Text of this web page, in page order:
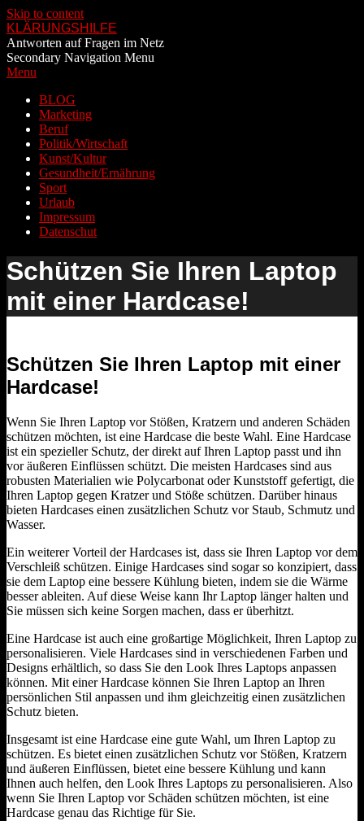
Skip to content
KLÄRUNGSHILFE
Antworten auf Fragen im Netz
Secondary Navigation Menu
Menu
BLOG
Marketing
Beruf
Politik/Wirtschaft
Kunst/Kultur
Gesundheit/Ernährung
Sport
Urlaub
Impressum
Datenschut
Schützen Sie Ihren Laptop
mit einer Hardcase!
Schützen Sie Ihren Laptop mit einer
Hardcase!
Wenn Sie Ihren Laptop vor Stößen, Kratzern und anderen Schäden
schützen möchten, ist eine Hardcase die beste Wahl. Eine Hardcase
ist ein spezieller Schutz, der direkt auf Ihren Laptop passt und ihn
vor äußeren Einflüssen schützt. Die meisten Hardcases sind aus
robusten Materialien wie Polycarbonat oder Kunststoff gefertigt, die
Ihren Laptop gegen Kratzer und Stöße schützen. Darüber hinaus
bieten Hardcases einen zusätzlichen Schutz vor Staub, Schmutz und
Wasser.
Ein weiterer Vorteil der Hardcases ist, dass sie Ihren Laptop vor dem
Verschleiß schützen. Einige Hardcases sind sogar so konzipiert, dass
sie dem Laptop eine bessere Kühlung bieten, indem sie die Wärme
besser ableiten. Auf diese Weise kann Ihr Laptop länger halten und
Sie müssen sich keine Sorgen machen, dass er überhitzt.
Eine Hardcase ist auch eine großartige Möglichkeit, Ihren Laptop zu
personalisieren. Viele Hardcases sind in verschiedenen Farben und
Designs erhältlich, so dass Sie den Look Ihres Laptops anpassen
können. Mit einer Hardcase können Sie Ihren Laptop an Ihren
persönlichen Stil anpassen und ihm gleichzeitig einen zusätzlichen
Schutz bieten.
Insgesamt ist eine Hardcase eine gute Wahl, um Ihren Laptop zu
schützen. Es bietet einen zusätzlichen Schutz vor Stößen, Kratzern
und äußeren Einflüssen, bietet eine bessere Kühlung und kann
Ihnen auch helfen, den Look Ihres Laptops zu personalisieren. Also
wenn Sie Ihren Laptop vor Schäden schützen möchten, ist eine
Hardcase genau das Richtige für Sie.